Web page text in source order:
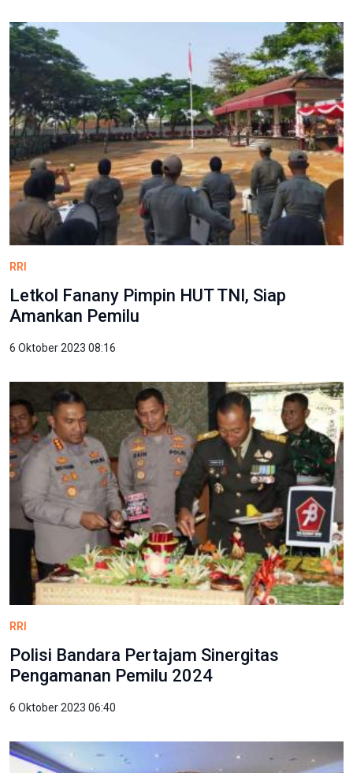
RRI
Letkol Fanany Pimpin HUT TNI, Siap
Amankan Pemilu
6 Oktober 2023 08:16
RRI
Polisi Bandara Pertajam Sinergitas
Pengamanan Pemilu 2024
6 Oktober 2023 06:40